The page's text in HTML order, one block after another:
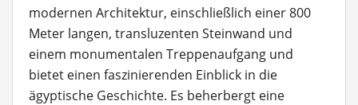
modernen Architektur, einschließlich einer 800
Meter langen, transluzenten Steinwand und
einem monumentalen Treppenaufgang und
bietet einen faszinierenden Einblick in die
ägyptische Geschichte. Es beherbergt eine